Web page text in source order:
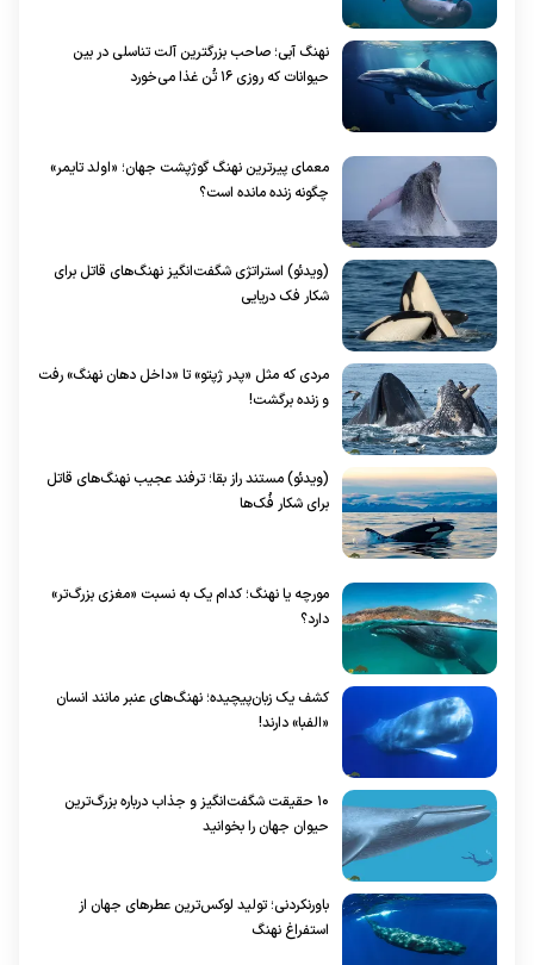
نهنگ آبی؛ صاحب بزرگترین آلت تناسلی در بین
حیوانات که روزی ۱۶ تُن غذا می‌خورد
معمای پیرترین نهنگ گوژپشت جهان؛ «اولد تایمر»
چگونه زنده مانده است؟
(ویدئو) استراتژی شگفت‌انگیز نهنگ‌های قاتل برای
شکار فک دریایی
مردی که مثل «پدر ژپتو» تا «داخل دهان نهنگ» رفت
و زنده برگشت!
(ویدئو) مستند راز بقا؛ ترفند عجیب نهنگ‌های قاتل
برای شکار فُک‌ها
مورچه یا نهنگ؛ کدام یک به نسبت «مغزی بزرگ‌تر»
دارد؟
کشف یک زبان‌پیچیده؛ نهنگ‌های عنبر مانند انسان
«الفبا» دارند!
۱۰ حقیقت شگفت‌انگیز و جذاب درباره بزرگ‌ترین
حیوان جهان را بخوانید
باورنکردنی؛ تولید لوکس‌ترین عطر‌های جهان از
استفراغ نهنگ